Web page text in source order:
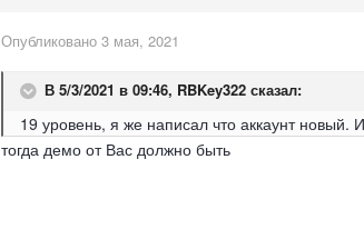
Опубликовано 3 мая, 2021
В 5/3/2021 в 09:46, RBKey322 сказал:
19 уровень, я же написал что аккаунт
тогда демо от Вас должно быть